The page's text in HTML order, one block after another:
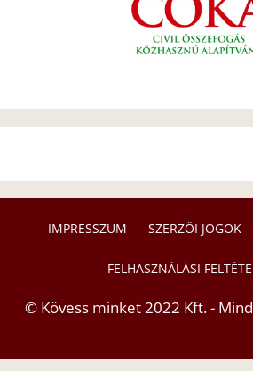
IMPRESSZUM SZERZŐI JOGOK
FELHASZNÁLÁSI
© Kövess minket 2022 Kft. -